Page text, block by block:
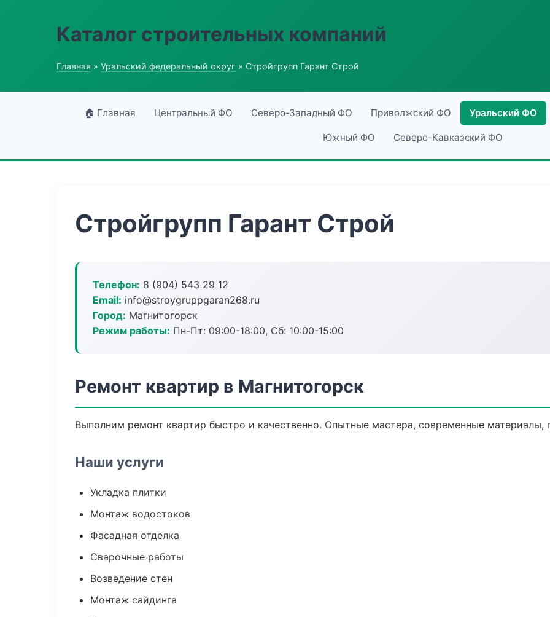
Каталог строительных компаний
Главная » Уральский федеральный округ » Стройгрупп Гарант Строй
🏠 Главная Центральный ФО Северо-Западный ФО Приволжский ФО Уральский ФО
Южный ФО Северо-Кавказский ФО
Стройгрупп Гарант Строй
Телефон: 8 (904) 543 29 12
Email: info@stroygruppgaran268.ru
Город: Магнитогорск
Режим работы: Пн-Пт: 09:00-18:00, Сб: 10:00-15:00
Ремонт квартир в Магнитогорск
Выполним ремонт квартир быстро и качественно. Опытные мастера, современные
Наши услуги
Укладка плитки
Монтаж водостоков
Фасадная отделка
Сварочные работы
Возведение стен
Монтаж сайдинга